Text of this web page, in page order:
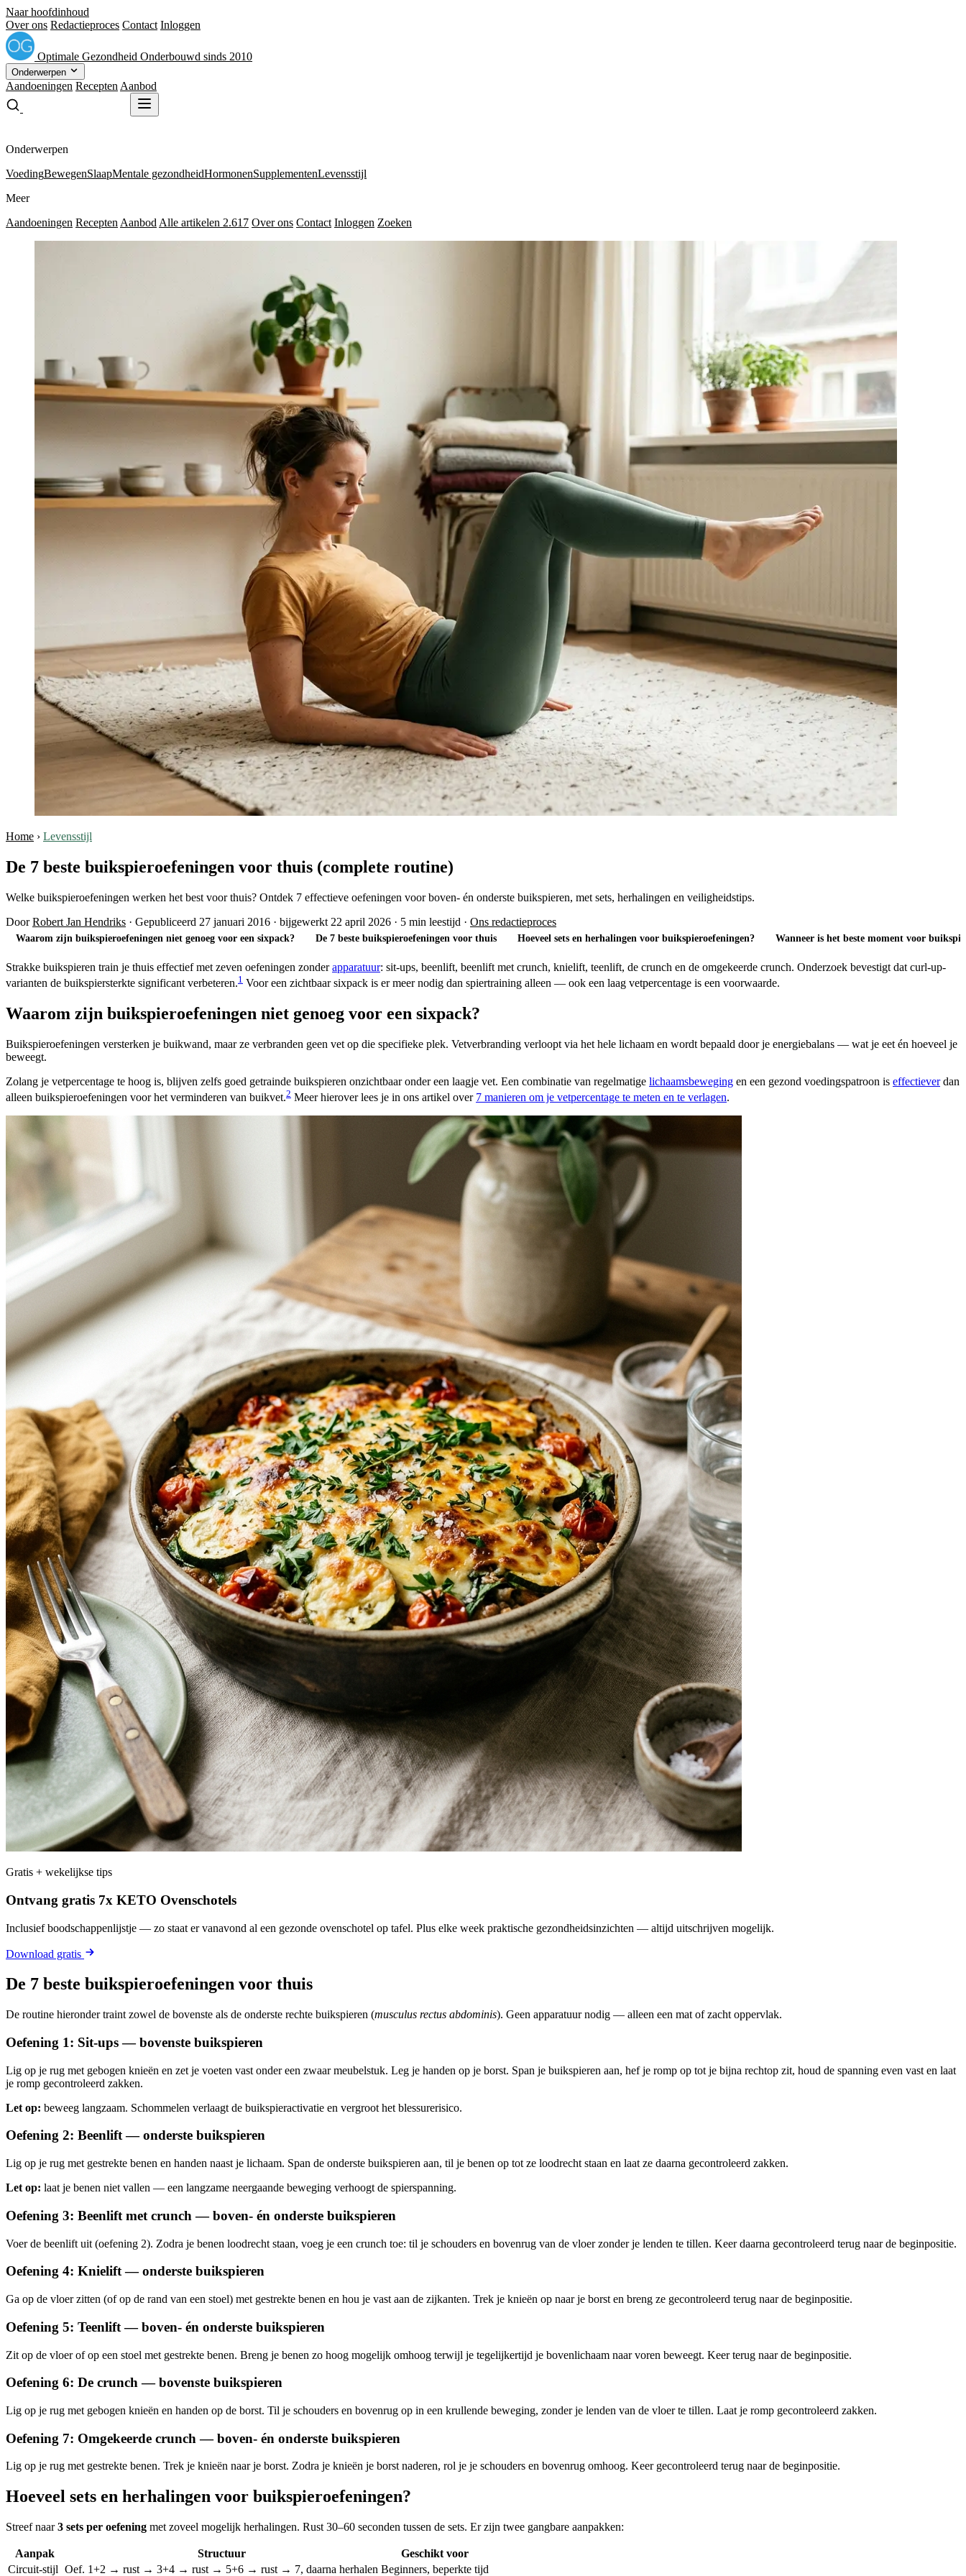
Naar hoofdinhoud
Over ons Redactieproces Contact Inloggen
Optimale Gezondheid Onderbouwd sinds 2010
Onderwerpen
Aandoeningen Recepten Aanbod
Onderwerpen
VoedingBewegenSlaapMentale gezondheidHormonenSupplementenLevensstijl
Meer
Aandoeningen Recepten Aanbod Alle artikelen 2.617 Over ons Contact Inloggen Zoeken
Home › Levensstijl
De 7 beste buikspieroefeningen voor thuis (complete routine)
Welke buikspieroefeningen werken het best voor thuis? Ontdek 7 effectieve oefeningen voor boven- én onderste buikspieren, met sets, herhalingen en veiligheidstips.
DoorRobert Jan Hendriks · Gepubliceerd 27 januari 2016 · bijgewerkt 22 april 2026 · 5 min leestijd · Ons redactieproces
Waarom zijn buikspieroefeningen niet genoeg voor een sixpack? De 7 beste buikspieroefeningen voor thuis Hoeveel sets en herhalingen voor buikspieroefeningen? Wanneer is het beste moment voor
Strakke buikspieren train je thuis effectief met zeven oefeningen zonderapparatuur: sit-ups, beenlift, beenlift met crunch, knielift, teenlift, de crunch en de omgekeerde crunch. Onderzoek bevestigt dat curl-up-
varianten de buikspiersterkte significant verbeteren.1 Voor een zichtbaar sixpack is er meer nodig dan spiertraining alleen — ook een laag vetpercentage is een voorwaarde.
Waarom zijn buikspieroefeningen niet genoeg voor een sixpack?
Buikspieroefeningen versterken je buikwand, maar ze verbranden geen vet op die specifieke plek. Vetverbranding verloopt via het hele lichaam en wordt bepaald door je energiebalans — wat je eet én hoeveel je
beweegt.
Zolang je vetpercentage te hoog is, blijven zelfs goed getrainde buikspieren onzichtbaar onder een laagje vet. Een combinatie van regelmatige lichaamsbeweging en een gezond voedingspatroon is effectieverdan
alleen buikspieroefeningen voor het verminderen van buikvet.2 Meer hierover lees je in ons artikel over 7 manieren om je vetpercentage te meten en te verlagen.
Gratis + wekelijkse tips
Ontvang gratis 7x KETO Ovenschotels
Inclusief boodschappenlijstje — zo staat er vanavond al een gezonde ovenschotel op tafel. Plus elke week praktische gezondheidsinzichten — altijd uitschrijven mogelijk.
Download gratis
De 7 beste buikspieroefeningen voor thuis
De routine hieronder traint zowel de bovenste als de onderste rechte buikspieren (musculus rectus abdominis). Geen apparatuur nodig — alleen een mat of zacht oppervlak.
Oefening 1: Sit-ups — bovenste buikspieren
Lig op je rug met gebogen knieën en zet je voeten vast onder een zwaar meubelstuk. Leg je handen op je borst. Span je buikspieren aan, hef je romp op tot je bijna rechtop zit, houd de spanning even vast en laat
je romp gecontroleerd zakken.
Let op: beweeg langzaam. Schommelen verlaagt de buikspieractivatie en vergroot het blessurerisico.
Oefening 2: Beenlift — onderste buikspieren
Lig op je rug met gestrekte benen en handen naast je lichaam. Span de onderste buikspieren aan, til je benen op tot ze loodrecht staan en laat ze daarna gecontroleerd zakken.
Let op: laat je benen niet vallen — een langzame neergaande beweging verhoogt de spierspanning.
Oefening 3: Beenlift met crunch — boven- én onderste buikspieren
Voer de beenlift uit (oefening 2). Zodra je benen loodrecht staan, voeg je een crunch toe: til je schouders en bovenrug van de vloer zonder je lenden te tillen. Keer daarna gecontroleerd terug naar de beginpositie.
Oefening 4: Knielift — onderste buikspieren
Ga op de vloer zitten (of op de rand van een stoel) met gestrekte benen en hou je vast aan de zijkanten. Trek je knieën op naar je borst en breng ze gecontroleerd terug naar de beginpositie.
Oefening 5: Teenlift — boven- én onderste buikspieren
Zit op de vloer of op een stoel met gestrekte benen. Breng je benen zo hoog mogelijk omhoog terwijl je tegelijkertijd je bovenlichaam naar voren beweegt. Keer terug naar de beginpositie.
Oefening 6: De crunch — bovenste buikspieren
Lig op je rug met gebogen knieën en handen op de borst. Til je schouders en bovenrug op in een krullende beweging, zonder je lenden van de vloer te tillen. Laat je romp gecontroleerd zakken.
Oefening 7: Omgekeerde crunch — boven- én onderste buikspieren
Lig op je rug met gestrekte benen. Trek je knieën naar je borst. Zodra je knieën je borst naderen, rol je je schouders en bovenrug omhoog. Keer gecontroleerd terug naar de beginpositie.
Hoeveel sets en herhalingen voor buikspieroefeningen?
Streef naar3 sets per oefening met zoveel mogelijk herhalingen. Rust 30–60 seconden tussen de sets. Er zijn twee gangbare aanpakken:
Aanpak Structuur
Geschikt voor
Circuit-stijl Oef. 1+2 → rust → 3+4 → rust → 5+6 → rust → 7, daarna herhalen Beginners, beperkte tijd